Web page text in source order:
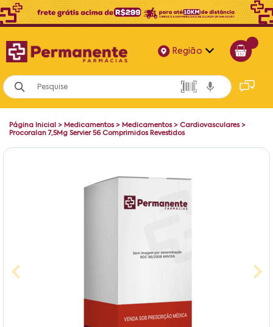
Região
Alagoas
Bahia
Página Inicial > Medicamentos> Medicamentos> Cardiovasculares>
Procoralan 7,5Mg Servier 56 Comprimidos Revestidos